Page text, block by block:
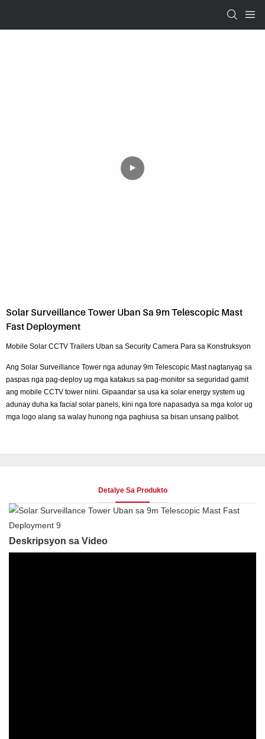
Solar Surveillance Tower Uban Sa 9m Telescopic Mast
Fast Deployment
Mobile Solar CCTV Trailers Uban sa Security Camera Para sa Konstruksyon
Ang Solar Surveillance Tower nga adunay 9m Telescopic Mast nagtanyag sa
paspas nga pag-deploy ug mga katakus sa pag-monitor sa seguridad gamit
ang mobile CCTV tower niini. Gipaandar sa usa ka solar energy system ug
adunay duha ka facial solar panels, kini nga tore napasadya sa mga kolor ug
mga logo alang sa walay hunong nga paghiusa sa bisan unsang palibot.
Detalye Sa Produkto
Deskripsyon sa Video